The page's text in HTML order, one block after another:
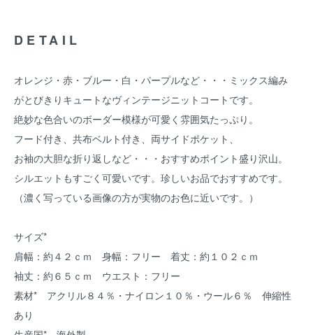
DETAIL
オレンジ・赤・ブルー・白・パープルなど・・・ミックス編み
がとびきりキュートなヴィンテージニットコートです。
絶妙な色合いのボーダー模様が可愛く雰囲気たっぷり。
フード付き、共布ベルト付き、両サイドポケット、
お袖の大胆な折り返しなど・・・おすすめポイント盛り沢山。
シルエットもすごく可愛いです。珍しいお品でおすすめです。
（濃く写っている画像の方が実物のお色に近いです。）
サイズ*
肩幅：約４２ｃｍ 身幅：フリー 着丈：約１０２ｃｍ
袖丈：約６５ｃｍ ウエスト：フリー
素材* アクリル８４％・ナイロン１０％・ウール６％ 伸縮性
あり